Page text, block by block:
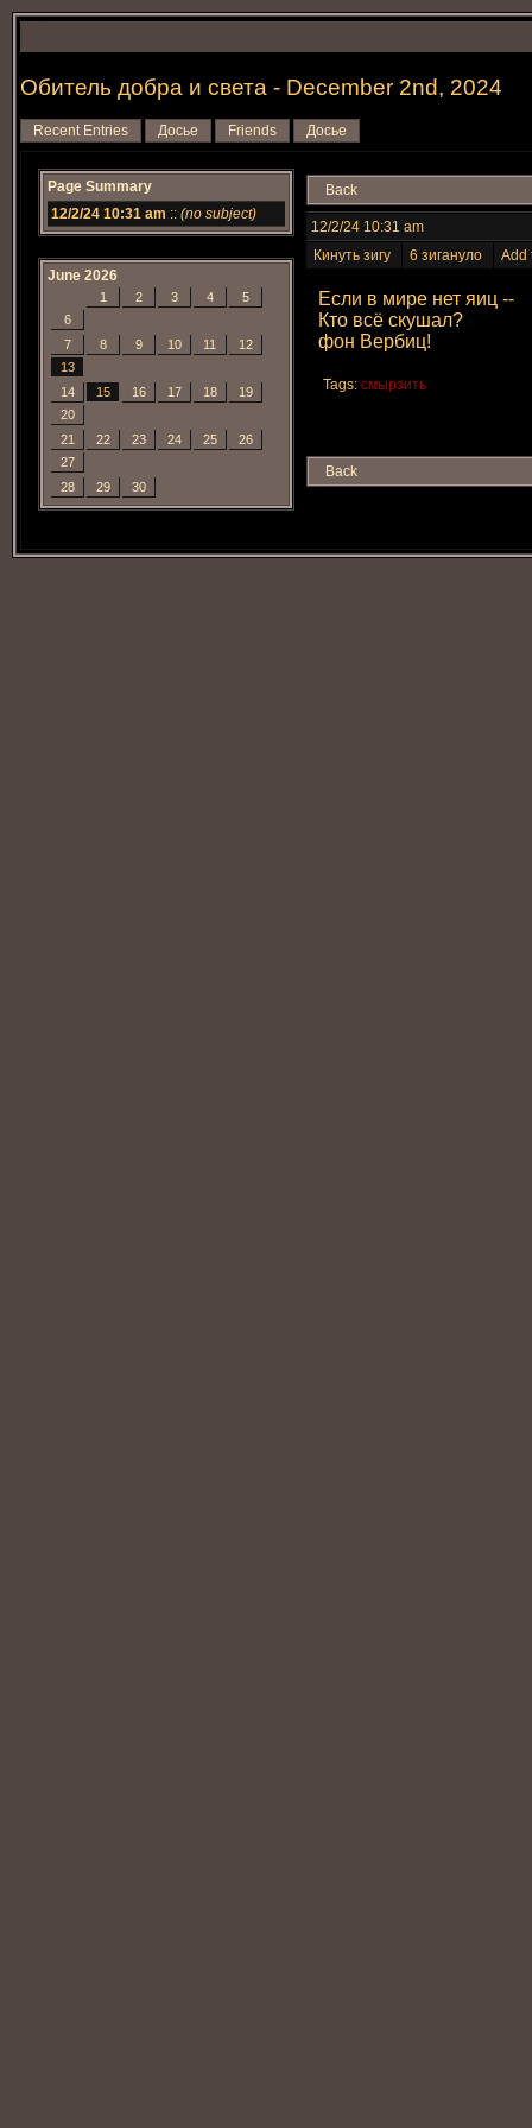
Обитель добра и света - December 2nd, 2024
Recent Entries Досье Friends Досье
Page Summary
12/2/24 10:31 am :: (no subject)
June 2026
1 2 3 4
5
6
7
8 9 10 11
12
13
14
15 16 17 18
19
20
21
22 23 24 25
26
27
28
29 30
Back
12/2/24 10:31 am
Кинуть зигу
6 зигануло
Если в мире нет яиц --
Кто всё скушал?
фон Вербиц!
Tags: смырзить
Back